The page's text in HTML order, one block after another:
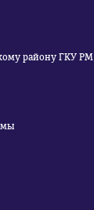
району ГКУ РМ